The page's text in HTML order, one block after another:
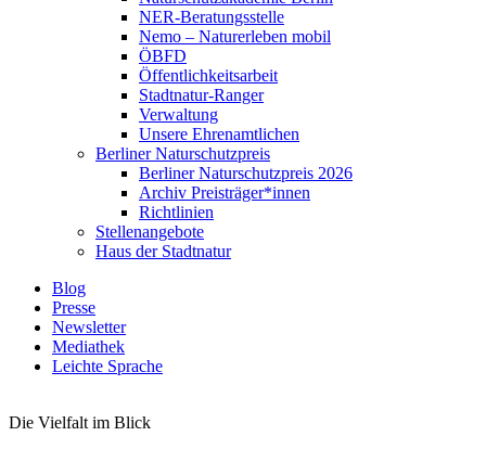
NER-Beratungsstelle
Nemo – Naturerleben mobil
ÖBFD
Öffentlichkeitsarbeit
Stadtnatur-Ranger
Verwaltung
Unsere Ehrenamtlichen
Berliner Naturschutzpreis
Berliner Naturschutzpreis 2026
Archiv Preisträger*innen
Richtlinien
Stellenangebote
Haus der Stadtnatur
Blog
Presse
Newsletter
Mediathek
Leichte Sprache
Die Vielfalt im Blick